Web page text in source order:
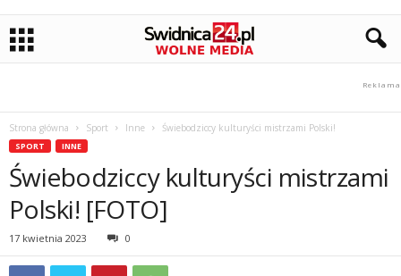
Strona główna Sport Inne Świebodziccy kulturyści mistrzami Polski!
SPORT INNE
Świebodziccy kulturyści mistrzami
Polski! [FOTO]
17 kwietnia 2023 0